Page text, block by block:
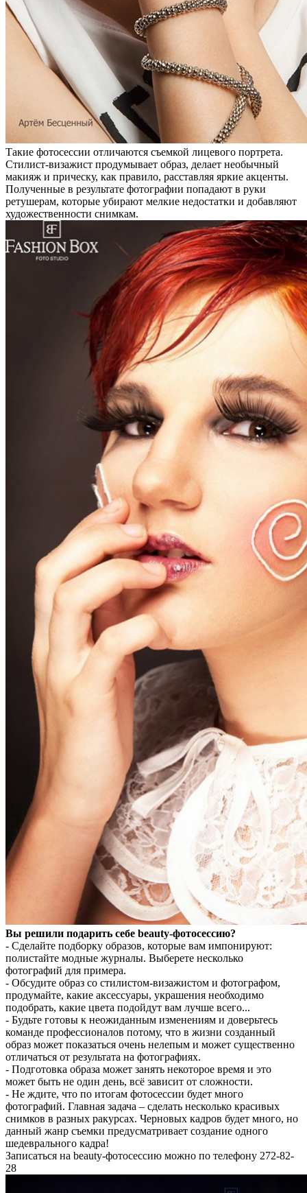
Такие фотосессии отличаются съемкой лицевого портрета.
Стилист-визажист продумывает образ, делает необычный
макияж и прическу, как правило, расставляя яркие акценты.
Полученные в результате фотографии попадают в руки
ретушерам, которые убирают мелкие недостатки и добавляют
художественности снимкам.
Вы решили подарить себе beauty-фотосессию?
- Сделайте подборку образов, которые вам импонируют:
полистайте модные журналы. Выберете несколько
фотографий для примера.
- Обсудите образ со стилистом-визажистом и фотографом,
продумайте, какие аксессуары, украшения необходимо
подобрать, какие цвета подойдут вам лучше всего...
- Будьте готовы к неожиданным изменениям и доверьтесь
команде профессионалов потому, что в жизни созданный
образ может показаться очень нелепым и может существенно
отличаться от результата на фотографиях.
- Подготовка образа может занять некоторое время и это
может быть не один день, всё зависит от сложности.
- Не ждите, что по итогам фотосессии будет много
фотографий. Главная задача – сделать несколько красивых
снимков в разных ракурсах. Черновых кадров будет много, но
данный жанр съемки предусматривает создание одного
шедеврального кадра!
Записаться на beauty-фотосессию можно по телефону 272-82-
28